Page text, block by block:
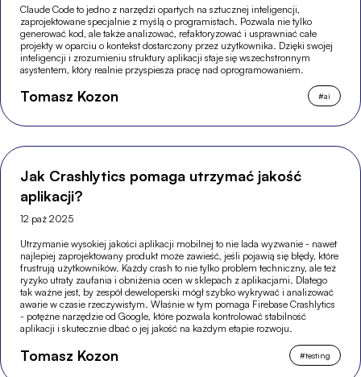
Claude Code to jedno z narzędzi opartych na sztucznej inteligencji,
zaprojektowane specjalnie z myślą o programistach. Pozwala nie tylko
generować kod, ale także analizować, refaktoryzować i usprawniać całe
projekty w oparciu o kontekst dostarczony przez użytkownika. Dzięki swojej
inteligencji i zrozumieniu struktury aplikacji staje się wszechstronnym
asystentem, który realnie przyspiesza pracę nad oprogramowaniem.
Tomasz Kozon #ai
Jak Crashlytics pomaga utrzymać jakość
aplikacji?
12 paź 2025
Utrzymanie wysokiej jakości aplikacji mobilnej to nie lada wyzwanie - nawet
najlepiej zaprojektowany produkt może zawieść, jeśli pojawią się błędy, które
frustrują użytkowników. Każdy crash to nie tylko problem techniczny, ale też
ryzyko utraty zaufania i obniżenia ocen w sklepach z aplikacjami. Dlatego
tak ważne jest, by zespół deweloperski mógł szybko wykrywać i analizować
awarie w czasie rzeczywistym. Właśnie w tym pomaga Firebase Crashlytics
- potężne narzędzie od Google, które pozwala kontrolować stabilność
aplikacji i skutecznie dbać o jej jakość na każdym etapie rozwoju.
Tomasz Kozon #testing